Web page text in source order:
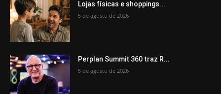
Lojas físicas e shoppings...
5 de agosto de 2026
Perplan Summit 360 traz R...
5 de agosto de 2026